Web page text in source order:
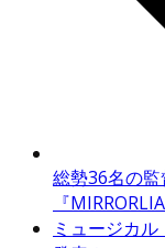
総勢36名の
『
ミュージカ